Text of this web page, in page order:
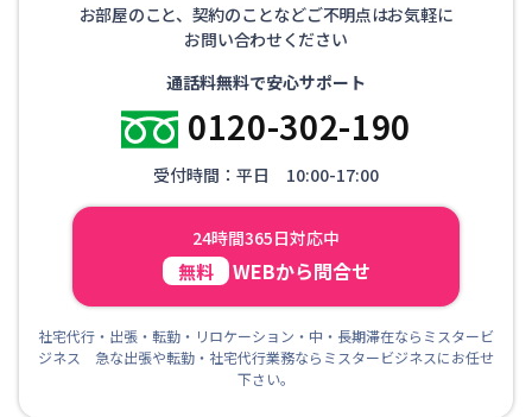
お部屋のこと、契約のことなどご不明点はお気軽に
お問い合わせください
通話料無料で安心サポート
0120-302-190
受付時間：平日 10:00-17:00
24時間365日対応中
無料 WEBから問合せ
社宅代行・出張・転勤・リロケーション・中・長期滞在ならミスタービ
ジネス 急な出張や転勤・社宅代行業務ならミスタービジネスにお任せ
下さい。